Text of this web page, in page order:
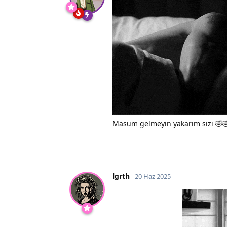
Masum gelmeyin yakarım sizi
lgrth 20 Haz 2025